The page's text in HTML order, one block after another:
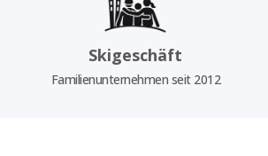
Skigeschäft
Familienunternehmen seit 2012